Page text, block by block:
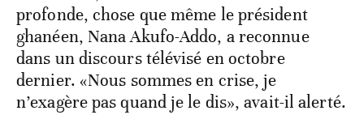
profonde, chose que même le président
ghanéen, Nana Akufo-Addo, a reconnue
dans un discours télévisé en octobre
dernier. «Nous sommes en crise, je
n’exagère pas quand je le dis», avait-il alerté.